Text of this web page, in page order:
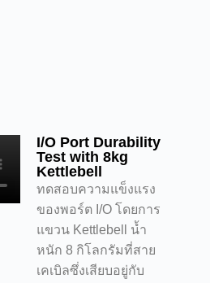
I/O Port Durability
Test with 8kg
Kettlebell
ทดสอบความแข็งแรง
ของพอร์ต I/O โดยการ
แขวน Kettlebell น้ำ
หนัก 8 กิโลกรัมที่สาย
เคเบิลซึ่งเสียบอยู่กับ